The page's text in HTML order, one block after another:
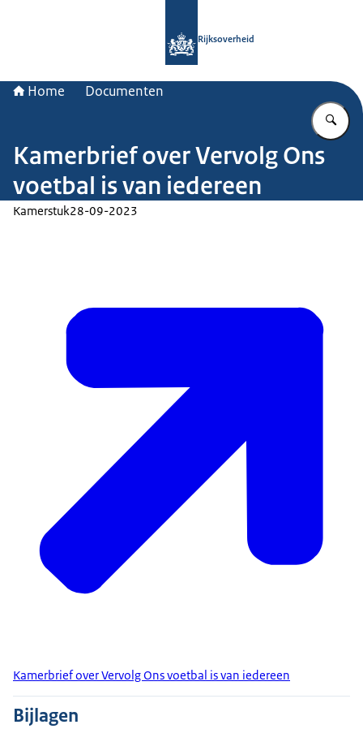
Rijksoverheid
Home Documenten
Kamerbrief over Vervolg Ons
voetbal is van iedereen
Kamerstuk28-09-2023
Kamerbrief over Vervolg Ons voetbal is van iedereen
Bijlagen